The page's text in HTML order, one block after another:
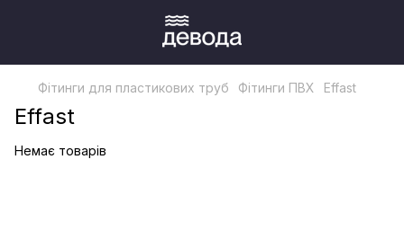
Фітинги для пластикових труб Фітинги ПВХ Effast
Effast
Немає товарів